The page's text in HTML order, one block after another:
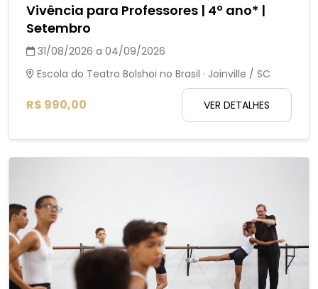
Vivência para Professores | 4º ano* |
Setembro
31/08/2026 a 04/09/2026
Escola do Teatro Bolshoi no Brasil · Joinville / SC
R$ 990,00 VER DETALHES